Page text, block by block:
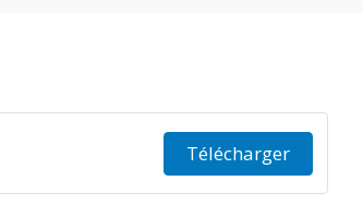
Télécharger